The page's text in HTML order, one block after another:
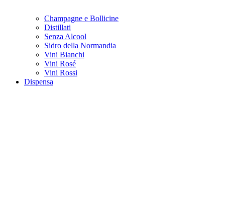
Champagne e Bollicine
Distillati
Senza Alcool
Sidro della Normandia
Vini Bianchi
Vini Rosé
Vini Rossi
Dispensa